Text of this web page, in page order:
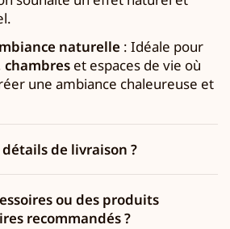
naturelle : Idéale pour
chambreset espaces de vie où
une ambiance chaleureuse et
de livraison ?
ou des produits
recommandés ?